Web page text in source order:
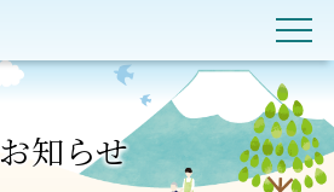
お知らせ